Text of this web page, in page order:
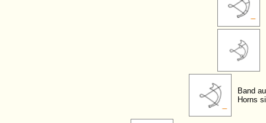
Band
Horns